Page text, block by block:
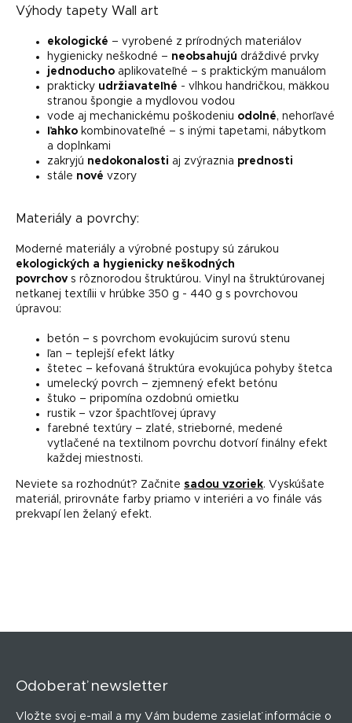
Výhody tapety Wall art
ekologické – vyrobené z prírodných materiálov
hygienicky neškodné – neobsahujú dráždivé prvky
jednoducho aplikovateľné – s praktickým manuálom
prakticky udržiavateľné - vlhkou handričkou, mäkkou
stranou špongie a mydlovou vodou
vode aj mechanickému poškodeniu odolné, nehorľavé
ľahko kombinovateľné – s inými tapetami, nábytkom
a doplnkami
zakryjú nedokonalosti aj zvýraznia prednosti
stále nové vzory
Materiály a povrchy:
Moderné materiály a výrobné postupy sú zárukou
ekologických a hygienicky neškodných
povrchov s rôznorodou štruktúrou. Vinyl na štruktúrovanej
netkanej textílii v hrúbke 350 g - 440 g s povrchovou
úpravou:
betón – s povrchom evokujúcim surovú stenu
ľan – teplejší efekt látky
štetec – kefovaná štruktúra evokujúca pohyby štetca
umelecký povrch – zjemnený efekt betónu
štuko – pripomína ozdobnú omietku
rustik – vzor špachtľovej úpravy
farebné textúry – zlaté, strieborné, medené
vytlačené na textilnom povrchu dotvorí finálny efekt
každej miestnosti.
Neviete sa rozhodnúť? Začnite sadou vzoriek. Vyskúšate
materiál, prirovnáte farby priamo v interiéri a vo finále vás
prekvapí len želaný efekt.
Odoberať newsletter
Vložte svoj e-mail a my Vám budeme zasielať informácie o